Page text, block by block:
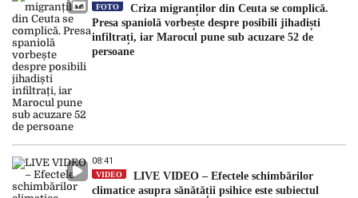
FOTO
Criza migranților din Ceuta se complică.
Presa spaniolă vorbește despre posibili jihadiști
infiltrați, iar Marocul pune sub acuzare 52 de
persoane
08:41
VIDEO
LIVE VIDEO – Efectele schimbărilor
climatice asupra sănătății psihice este subiectul